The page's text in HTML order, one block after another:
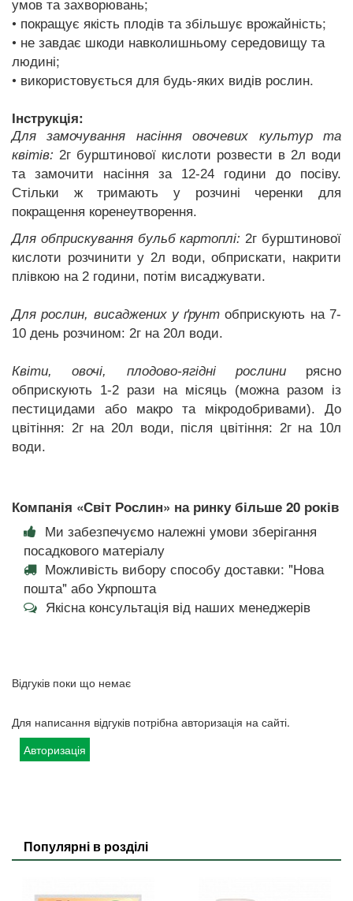
• покращує якість плодів та збільшує врожайність;
• не завдає шкоди навколишньому середовищу та
людині;
• використовується для будь-яких видів рослин.
Інструкція:
Для замочування насіння овочевих культур та
квітів: 2г бурштинової кислоти розвести в 2л води
та замочити насіння за 12-24 години до посіву.
Стільки ж тримають у розчині черенки для
покращення коренеутворення.
Для обприскування бульб картоплі: 2г бурштинової
кислоти розчинити у 2л води, обприскати, накрити
плівкою на 2 години, потім висаджувати.
Для рослин, висаджених у ґрунт обприскують на 7-
10 день розчином: 2г на 20л води.
Квіти, овочі, плодово-ягідні рослинирясно
обприскують 1-2 рази на місяць (можна разом із
пестицидами або макро та мікродобривами). До
цвітіння: 2г на 20л води, після цвітіння: 2г на 10л
води.
Компанія «Світ Рослин» на ринку більше 20 років
Ми забезпечуємо належні умови зберігання
посадкового матеріалу
Можливість вибору способу доставки: "Нова
пошта" або Укрпошта
Якісна консультація від наших менеджерів
Відгуків поки що немає
Для написання відгуків потрібна авторизація на сайті.
Авторизація
Популярні в розділі